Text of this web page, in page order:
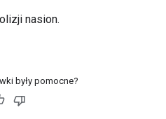
nasion.
były pomocne?